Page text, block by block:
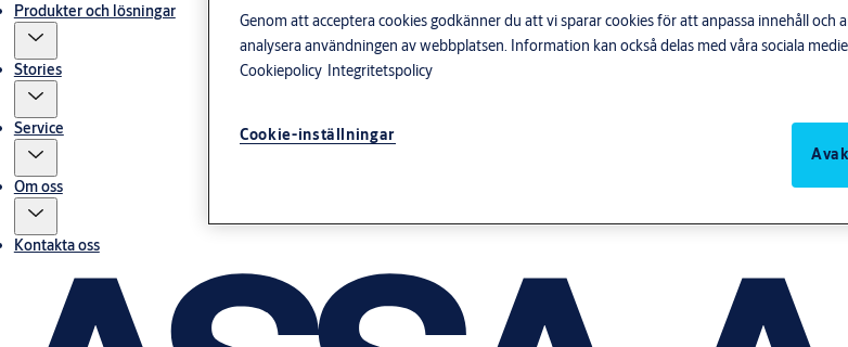
Produkter och lösningar
Stories
Service
Om oss
Kontakta oss
Genom att acceptera cookies godkänner du att vi sparar cookies för att anpassa innehåll
analysera användningen av webbplatsen. Information kan också delas med våra sociala
Cookiepolicy Integritetspolicy
Cookie-inställningar